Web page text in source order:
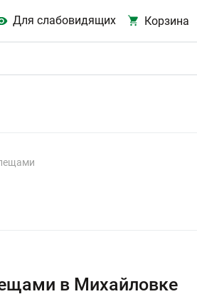
Для слабовидящих Корзина
в Михайловке